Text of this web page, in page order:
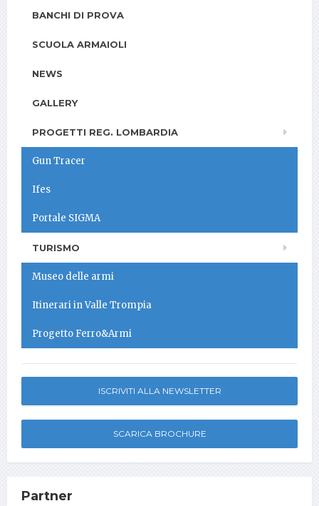
BANCHI DI PROVA
SCUOLA ARMAIOLI
NEWS
GALLERY
PROGETTI REG. LOMBARDIA
Gun Tracer
Ifes
Portale SIGMA
TURISMO
Museo delle armi
Itinerari in Valle Trompia
Progetto Ferro&Armi
ISCRIVITI ALLA NEWSLETTER
SCARICA BROCHURE
Partner